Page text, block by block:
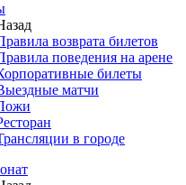
возврата билетов
поведения на арене
билеты
матчи
в городе